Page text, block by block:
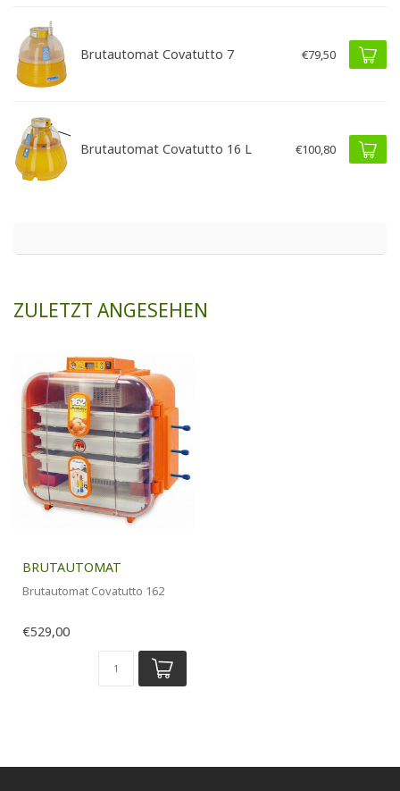
Brutautomat Covatutto 7 €79,50
Brutautomat Covatutto 16 L €100,80
ZULETZT ANGESEHEN
BRUTAUTOMAT
Brutautomat Covatutto 162
€529,00